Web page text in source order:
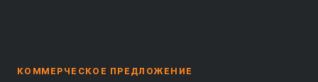
КОММЕРЧЕСКОЕ ПРЕДЛОЖЕНИЕ